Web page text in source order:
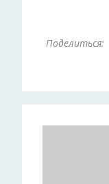
Поделиться: